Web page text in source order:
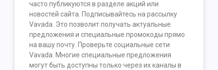
часто публикуются в разделе акций или
новостей сайта. Подписывайтесь на рассылку
Vavada. Это позволит получать актуальные
предложения и специальные промокоды прямо
на вашу почту. Проверьте социальные сети
Vavada. Многие специальные предложения
могут быть доступны только через их каналы в